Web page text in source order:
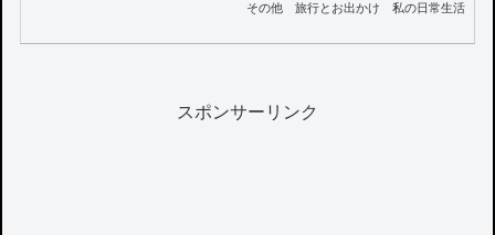
その他
旅行とお出かけ 私の日常生活
スポンサーリンク